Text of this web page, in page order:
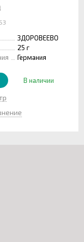
ЗДОРОВЕЕВО
25 г
Германия
В наличии